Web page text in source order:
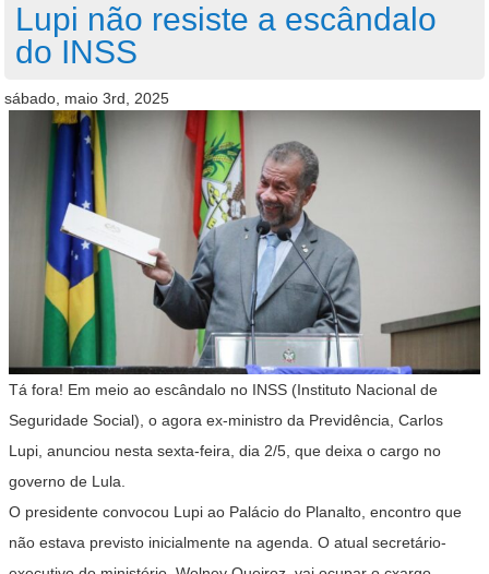
Lupi não resiste a escândalo
do INSS
sábado, maio 3rd, 2025
Tá fora! Em meio ao escândalo no INSS (Instituto Nacional de
Seguridade Social), o agora ex-ministro da Previdência, Carlos
Lupi, anunciou nesta sexta-feira, dia 2/5, que deixa o cargo no
governo de Lula.
O presidente convocou Lupi ao Palácio do Planalto, encontro que
não estava previsto inicialmente na agenda. O atual secretário-